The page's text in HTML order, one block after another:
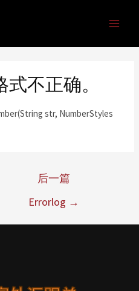
不正确。
str, NumberStyles
后一篇
Errorlog →